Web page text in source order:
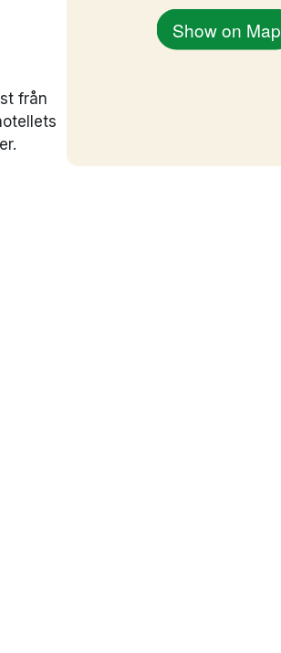
från
Show on Map